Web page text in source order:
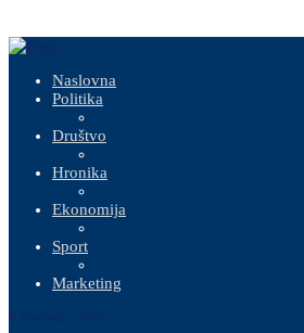
Naslovna
Politika
Društvo
Hronika
Ekonomija
Sport
Marketing